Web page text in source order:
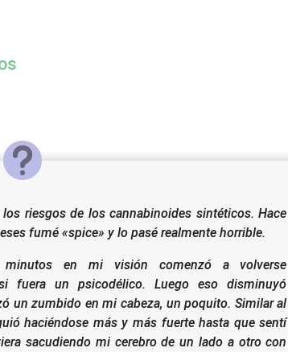
riesgos de los cannabinoides sintéticos. Hace
fumé «spice» y lo pasé realmente horrible.
minutos en mi visión comenzó a volverse
fuera un psicodélico. Luego eso disminuyó
un zumbido en mi cabeza, un poquito. Similar al
haciéndose más y más fuerte hasta que sentí
sacudiendo mi cerebro de un lado a otro con